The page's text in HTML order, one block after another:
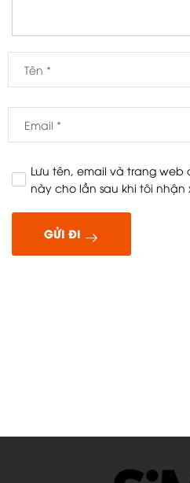
Lưu tên, email và trang
này cho lần sau khi tôi nhận
GỬI ĐI